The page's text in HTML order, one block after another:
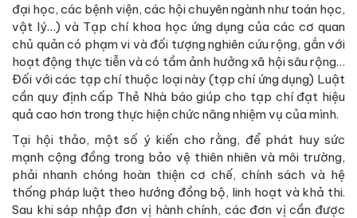
đại học, các bệnh viện, các hội chuyên ngành như toán học,
vật lý…) và Tạp chí khoa học ứng dụng của các cơ quan
chủ quản có phạm vi và đối tượng nghiên cứu rộng, gắn với
hoạt động thực tiễn và có tầm ảnh hưởng xã hội sâu rộng…
Đối với các tạp chí thuộc loại này (tạp chí ứng dụng) Luật
cần quy định cấp Thẻ Nhà báo giúp cho tạp chí đạt hiệu
quả cao hơn trong thực hiện chức năng nhiệm vụ của mình.
Tại hội thảo, một số ý kiến cho rằng, để phát huy sức
mạnh cộng đồng trong bảo vệ thiên nhiên và môi trường,
phải nhanh chóng hoàn thiện cơ chế, chính sách và hệ
thống pháp luật theo hướng đồng bộ, linh hoạt và khả thi.
Sau khi sáp nhập đơn vị hành chính, các đơn vị cần được